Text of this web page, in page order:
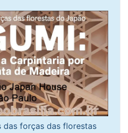
das forças das florestas